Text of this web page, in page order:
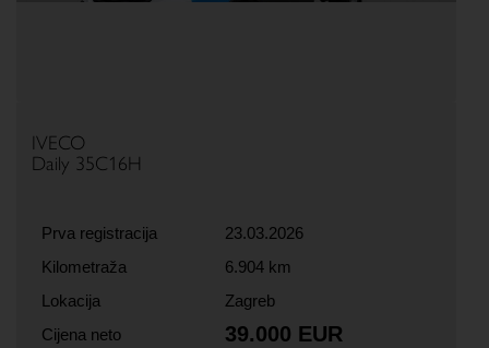
IVECO
Daily 35C16H
Prva registracija
23.03.2026
Kilometraža
6.904 km
Lokacija
Zagreb
Cijena neto
39.000 EUR